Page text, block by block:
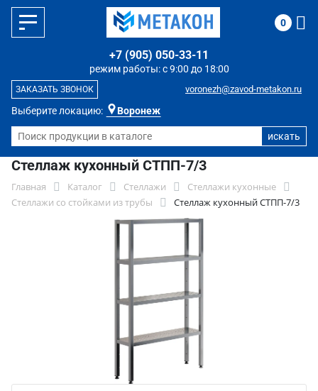
Выберите локацию: Воронеж
режим работы: с 9:00 до 18:00
+7 (905) 050-33-11
voronezh@zavod-metakon.ru
ЗАКАЗАТЬ ЗВОНОК
0
Стеллаж кухонный СТПП-7/3
Главная Каталог Стеллажи
Стеллажи кухонные
Стеллажи со стойками из трубы
Стеллаж кухонный СТПП-7/3